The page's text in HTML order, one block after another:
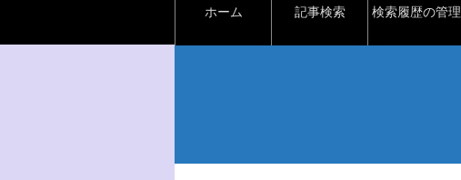
ホーム 記事検索 検索履歴の管理